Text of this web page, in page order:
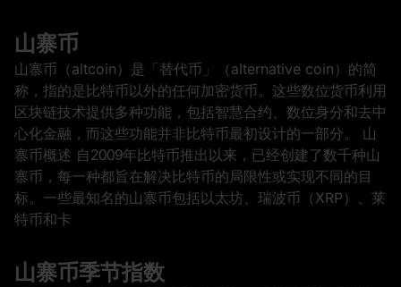
山寨币
山寨币（altcoin）是「替代币」（alternative coin）的简
称，指的是比特币以外的任何加密货币。这些数位货币利用
区块链技术提供多种功能，包括智慧合约、数位身分和去中
心化金融，而这些功能并非比特币最初设计的一部分。 山
寨币概述 自2009年比特币推出以来，已经创建了数千种山
寨币，每一种都旨在解决比特币的局限性或实现不同的目
标。一些最知名的山寨币包括以太坊、瑞波币（XRP）、莱
特币和卡
山寨币季节指数